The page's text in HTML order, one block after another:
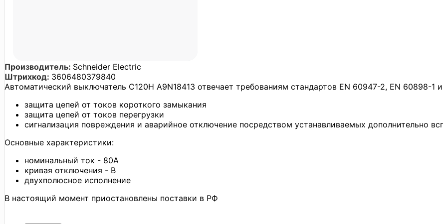
Производитель: Schneider Electric
Штрихкод: 3606480379840
Автоматический выключатель C120H A9N18413 отвечает требованиям стандартов EN 60947-2, EN 60898-
защита цепей от токов короткого замыкания
защита цепей от токов перегрузки
сигнализация повреждения и аварийное отключение посредством устанавливаемых дополнительно
Основные характеристики:
номинальный ток - 80А
кривая отключения - B
двухполюсное исполнение
В настоящий момент приостановлены поставки в РФ